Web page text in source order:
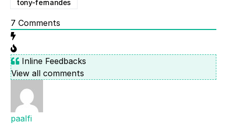
tony-fernandes
7 Comments
Inline Feedbacks
View all comments
paalfi